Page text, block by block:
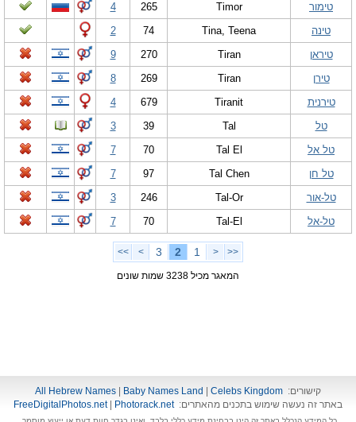
טימור Timor
265
4
טינה
Tina, Teena
74
2
טיראן
Tiran
270
9
טירן
Tiran
269
8
טירנית
Tiranit
679
4
טל
Tal
39
3
טל אל
Tal El
70
7
טל חן
Tal Chen
97
7
טל-אור
Tal-Or
246
3
טל-אל
Tal-El
70
7
<<
<
1
2
3
>
>>
המאגר מכיל 3238 שמות שונים
קישורים: All Hebrew Names Baby Names Land
Celebs Kingdom
באתר זה נעשה שימוש בתכנים מהאתרים:
FreeDigitalPhotos.net| Photorack.net